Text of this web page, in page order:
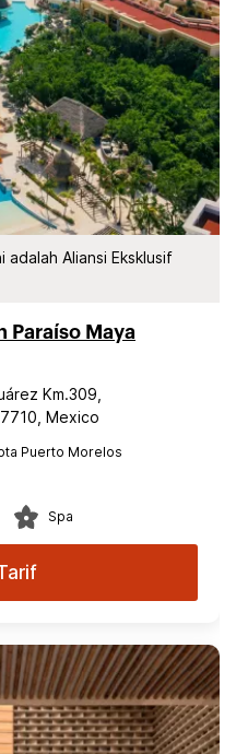
Aliansi Eksklusif
Paraíso Maya
Km.309,
Mexico
Puerto Morelos
Spa